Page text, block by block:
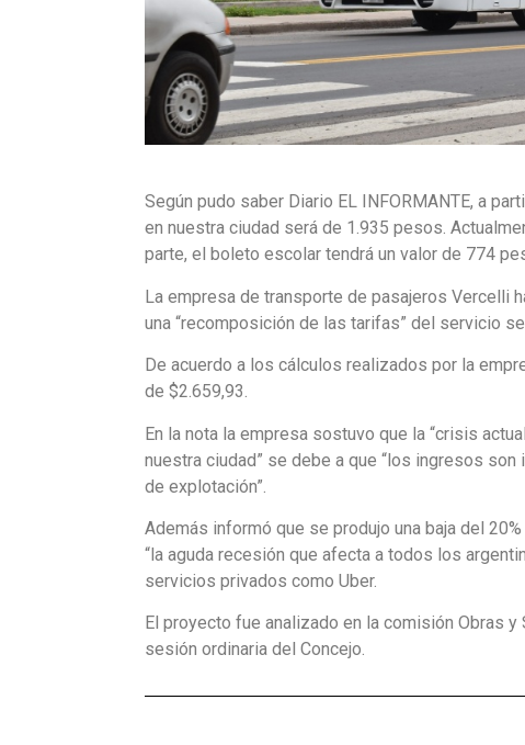
Según pudo saber Diario EL INFORMANTE, a
en nuestra ciudad será de 1.935 pesos.
parte, el boleto escolar tendrá un valor de 774
La empresa de transporte de pasajeros Vercelli
una “recomposición de las tarifas” del servicio
De acuerdo a los cálculos realizados por la
de $2.659,93.
En la nota la empresa sostuvo que la “crisis
nuestra ciudad” se debe a que “los ingresos
de explotación”.
Además informó que se produjo una baja del
“la aguda recesión que afecta a todos los
servicios privados como Uber.
El proyecto fue analizado en la comisión Obras
sesión ordinaria del Concejo.